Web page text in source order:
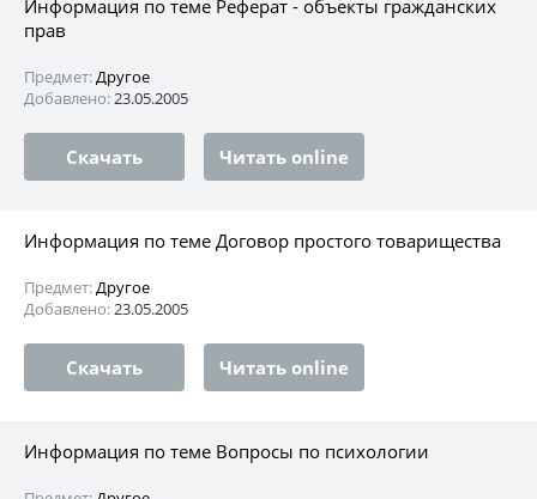
Информация по теме Реферат - объекты гражданских
прав
Предмет:Другое
Добавлено:23.05.2005
Скачать Читать online
Информация по теме Договор простого товарищества
Предмет:Другое
Добавлено:23.05.2005
Скачать Читать online
Информация по теме Вопросы по психологии